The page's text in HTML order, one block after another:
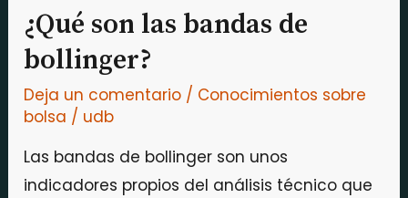
¿Qué son las bandas de
bollinger?
Deja un comentario / Conocimientos sobre
bolsa / udb
Las bandas de bollinger son unos
indicadores propios del análisis técnico que